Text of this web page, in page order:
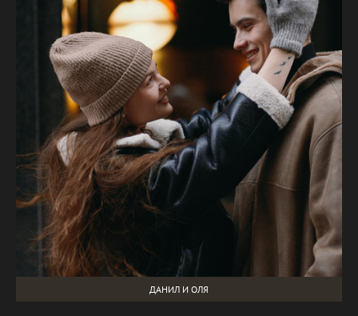
ДАНИЛ И ОЛЯ